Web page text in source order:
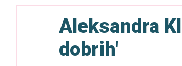
Aleksandra
dobrih'